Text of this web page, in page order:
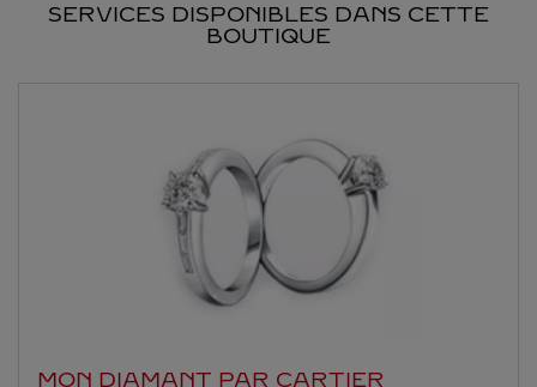
SERVICES DISPONIBLES DANS CETTE
BOUTIQUE
MON DIAMANT PAR CARTIER